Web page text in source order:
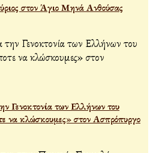
στον Άγιο Μηνά Ανθούσας
Γενοκτονία των Ελλήνων του
να κλώσκουμες» στον Ασπρόπυργο